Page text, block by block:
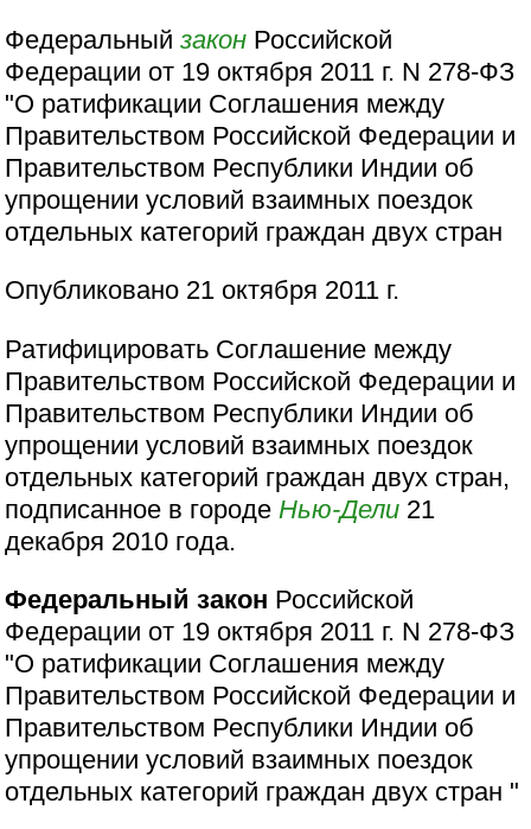
Федеральныйзакон Российской
Федерации от 19 октября 2011 г. N 278-ФЗ
"О ратификации Соглашения между
Правительством Российской Федерации и
Правительством Республики Индии об
упрощении условий взаимных поездок
отдельных категорий граждан двух стран
Опубликовано 21 октября 2011 г.
Ратифицировать Соглашение между
Правительством Российской Федерации и
Правительством Республики Индии об
упрощении условий взаимных поездок
отдельных категорий граждан двух стран,
подписанное в городе Нью-Дели 21
декабря 2010 года.
Федеральный закон Российской
Федерации от 19 октября 2011 г. N 278-ФЗ
"О ратификации Соглашения между
Правительством Российской Федерации и
Правительством Республики Индии об
упрощении условий взаимных поездок
отдельных категорий граждан двух стран "